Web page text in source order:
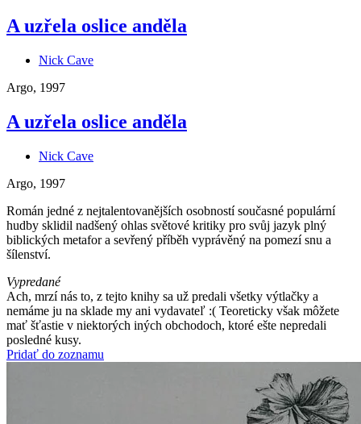
A uzřela oslice anděla
Nick Cave
Argo, 1997
A uzřela oslice anděla
Nick Cave
Argo, 1997
Román jedné z nejtalentovanějších osobností současné populární
hudby sklidil nadšený ohlas světové kritiky pro svůj jazyk plný
biblických metafor a sevřený příběh vyprávěný na pomezí snu a
šílenství.
Vypredané
Ach, mrzí nás to, z tejto knihy sa už predali všetky výtlačky a
nemáme ju na sklade my ani vydavateľ :( Teoreticky však môžete
mať šťastie v niektorých iných obchodoch, ktoré ešte nepredali
posledné kusy.
Pridať do zoznamu